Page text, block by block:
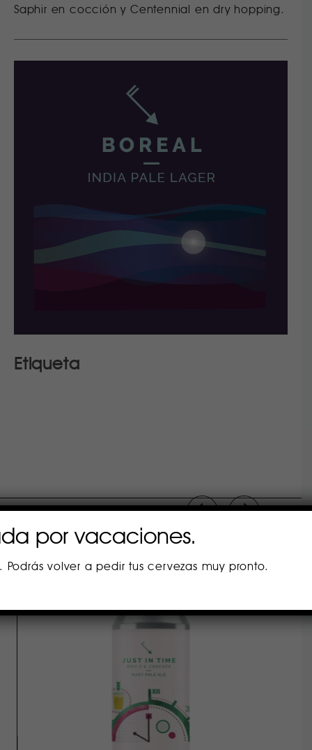
Saphir en cocción y Centennial en dry hopping.
Etiqueta
por vacaciones.
Podrás volver a pedir tus cervezas muy pronto.